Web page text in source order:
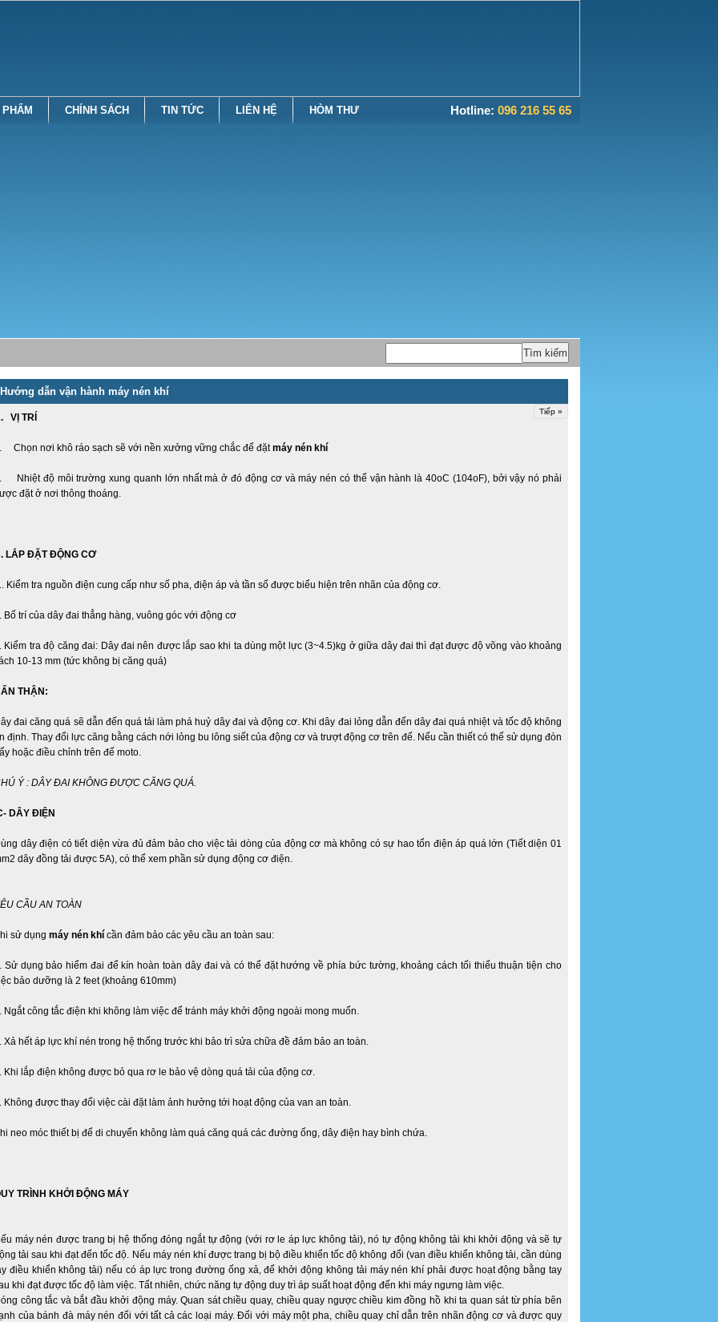
Hotline: 096 216 55 65
CHÍNH SÁCH TIN TỨC LIÊN HỆ HÒM THƯ
Hướng dẫn vận hành máy nén khí
VỊ TRÍ
Chọn nơi khô ráo sạch sẽ với nền xưởng vững chắc để đặtmáy nén khí
Nhiệt độ môi trường xung quanh lớn nhất mà ở đó động cơ và máy nén có thể vận hành là 40oC (104oF), bởi vậy nó phải
đặt ở nơi thông thoáng.
LẮP ĐẶT ĐỘNG CƠ
Kiểm tra nguồn điện cung cấp như số pha, điện áp và tần số được biểu hiện trên nhãn của động cơ.
Bố trí của dây đai thẳng hàng, vuông góc với động cơ
Kiểm tra độ căng đai: Dây đai nên được lắp sao khi ta dùng một lực (3~4.5)kg ở giữa dây đai thì đạt được độ võng vào khoảng
10-13 mm (tức không bị căng quá)
THẬN:
đai căng quá sẽ dẫn đến quá tải làm phá huỷ dây đai và động cơ. Khi dây đai lỏng dẫn đến dây đai quá nhiệt và tốc độ không
định. Thay đổi lực căng bằng cách nới lỏng bu lông siết của động cơ và trượt động cơ trên đế. Nếu cần thiết có thể sử dụng đòn
hoặc điều chỉnh trên đế moto.
Ý : DÂY ĐAI KHÔNG ĐƯỢC CĂNG QUÁ.
DÂY ĐIỆN
dây điện có tiết diện vừa đủ đảm bảo cho việc tải dòng của động cơ mà không có sự hao tổn điện áp quá lớn (Tiết diện 01
dây đồng tải được 5A), có thể xem phần sử dụng động cơ điện.
CẦU AN TOÀN
sử dụng máy nén khí cần đảm bảo các yêu cầu an toàn sau:
Sử dụng bảo hiểm đai để kín hoàn toàn dây đai và có thể đặt hướng về phía bức tường, khoảng cách tối thiểu thuận tiện cho
bảo dưỡng là 2 feet (khoảng 610mm)
Ngắt công tắc điện khi không làm việc để tránh máy khởi động ngoài mong muốn.
Xả hết áp lực khí nén trong hệ thống trước khi bảo trì sửa chữa đề đảm bảo an toàn.
Khi lắp điện không được bỏ qua rơ le bảo vệ dòng quá tải của động cơ.
Không được thay đổi việc cài đặt làm ảnh hưởng tới hoạt động của van an toàn.
neo móc thiết bị để di chuyển không làm quá căng quá các đường ống, dây điện hay bình chứa.
TRÌNH KHỞI ĐỘNG MÁY
máy nén được trang bị hệ thống đóng ngắt tự động (với rơ le áp lực không tải), nó tự động không tải khi khởi động và sẽ tự
tải sau khi đạt đến tốc độ. Nếu máy nén khí được trang bị bộ điều khiển tốc độ không đổi (van điều khiển không tải, cần dùng
điều khiển không tải) nếu có áp lực trong đường ống xả, để khởi động không tải máy nén khí phải được hoạt động bằng tay
khi đạt được tốc độ làm việc. Tất nhiên, chức năng tự động duy trì áp suất hoạt động đến khi máy ngưng làm việc.
công tắc và bắt đầu khởi động máy. Quan sát chiều quay, chiều quay ngược chiều kim đồng hồ khi ta quan sát từ phía bên
của bánh đà máy nén đối với tất cả các loại máy. Đối với máy một pha, chiều quay chỉ dẫn trên nhãn động cơ và được quy
Tiếp »